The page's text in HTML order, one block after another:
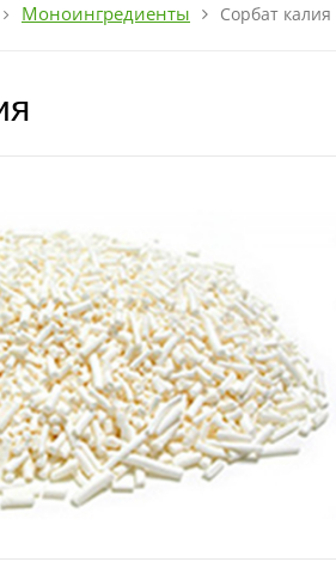
Моноингредиенты Сорбат калия